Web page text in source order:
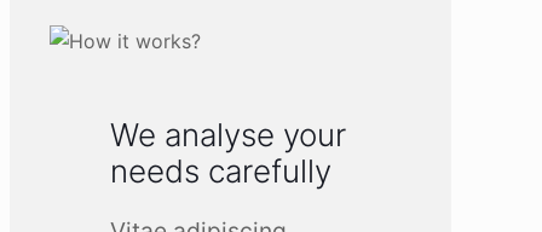
We analyse your
needs carefully